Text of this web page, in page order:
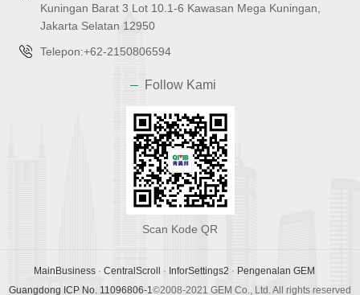
Kuningan Barat 3 Lot 10.1-6 Kawasan Mega Kuningan,
Jakarta Selatan 12950
Telepon:+62-2150806594
Follow Kami
Scan Kode QR
MainBusiness· CentralScroll · InforSettings2 · Pengenalan GEM
Guangdong ICP No. 11096806-1©2008-2021 GEM Co., Ltd. All rights reserved